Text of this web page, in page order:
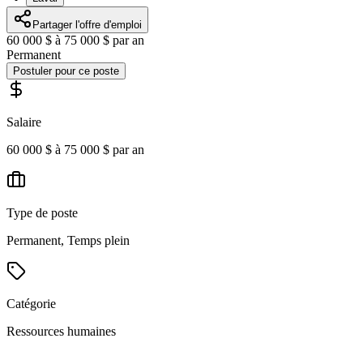
Partager l'offre d'emploi
60 000 $ à 75 000 $ par an
Permanent
Postuler pour ce poste
Salaire
60 000 $ à 75 000 $ par an
Type de poste
Permanent, Temps plein
Catégorie
Ressources humaines